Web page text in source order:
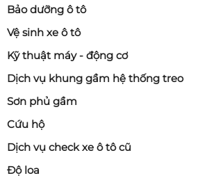
Bảo dưỡng ô tô
Vệ sinh xe ô tô
Kỹ thuật máy - động cơ
Dịch vụ khung gầm hệ thống treo
Sơn phủ gầm
Cứu hộ
Dịch vụ check xe ô tô cũ
Độ loa